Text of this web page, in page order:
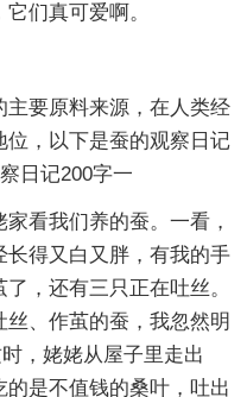
们真可爱啊。
要原料来源，在人类经
，以下是蚕的观察日记
日记200字一
看我们养的蚕。一看，
长得又白又胖，有我的手
，还有三只正在吐丝。
、作茧的蚕，我忽然明
，姥姥从屋子里走出
是不值钱的桑叶，吐出